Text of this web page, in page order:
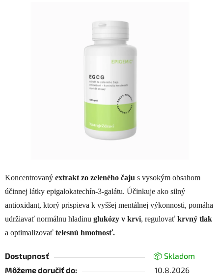
Koncentrovaný extrakt zo zeleného čaju s vysokým obsahom
účinnej látky epigalokatechín-3-galátu. Účinkuje ako silný
antioxidant, ktorý prispieva k vyššej mentálnej výkonnosti, pomáha
udržiavať normálnu hladinu glukózy v krvi, regulovať krvný tlak
a optimalizovať telesnú hmotnosť.
Dostupnosť
📦 Skladom
Môžeme doručiť do:
10.8.2026